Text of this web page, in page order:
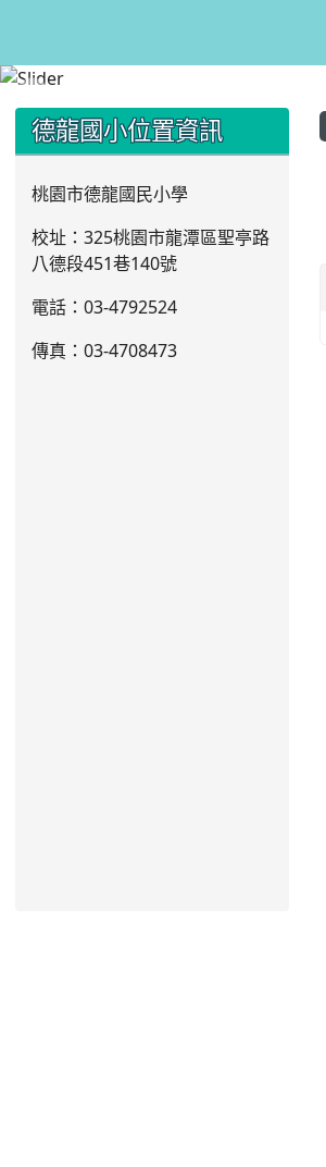
::: 德龍國小位置資訊
桃園市德龍國民小學
校址：325桃園市龍潭區聖亭路
八德段451巷140號
電話：03-4792524
傳真：03-4708473